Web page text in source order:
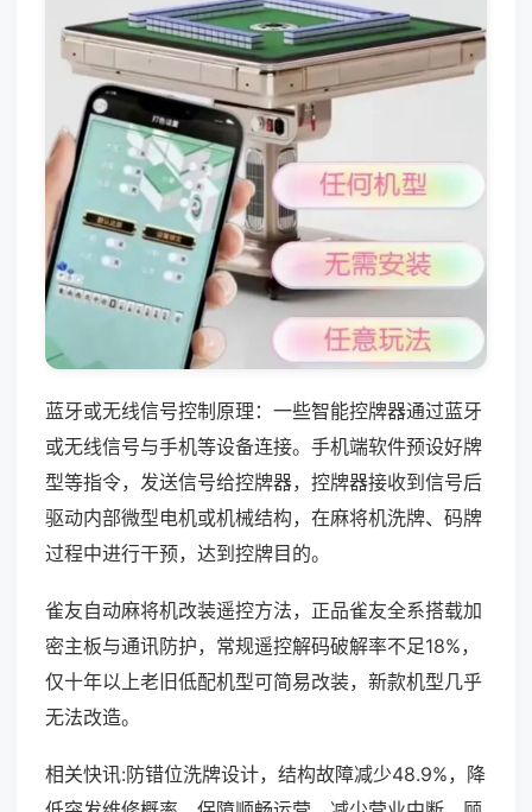
蓝牙或无线信号控制原理：一些智能控牌器通过蓝牙
或无线信号与手机等设备连接。手机端软件预设好牌
型等指令，发送信号给控牌器，控牌器接收到信号后
驱动内部微型电机或机械结构，在麻将机洗牌、码牌
过程中进行干预，达到控牌目的。
雀友自动麻将机改装遥控方法，正品雀友全系搭载加
密主板与通讯防护，常规遥控解码破解率不足18%，
仅十年以上老旧低配机型可简易改装，新款机型几乎
无法改造。
相关快讯:防错位洗牌设计，结构故障减少48.9%，降